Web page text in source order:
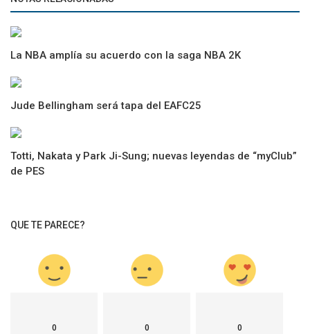
La NBA amplía su acuerdo con la saga NBA 2K
Jude Bellingham será tapa del EAFC25
Totti, Nakata y Park Ji-Sung; nuevas leyendas de “myClub”
de PES
QUE TE PARECE?
0 0 0